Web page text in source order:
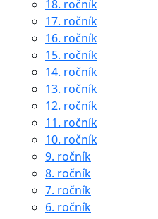
18. ročník
17. ročník
16. ročník
15. ročník
14. ročník
13. ročník
12. ročník
11. ročník
10. ročník
9. ročník
8. ročník
7. ročník
6. ročník